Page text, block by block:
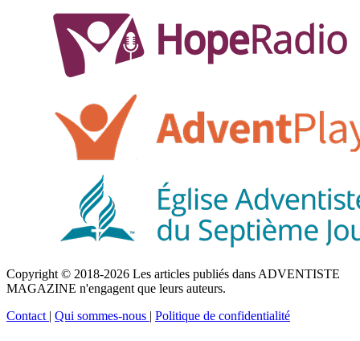
Copyright © 2018-2026 Les articles publiés dans ADVENTISTE
MAGAZINE n'engagent que leurs auteurs.
Contact | Qui sommes-nous | Politique de confidentialité